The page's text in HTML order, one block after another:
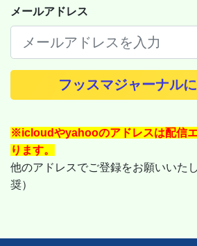
メールアドレス
フッスマジャーナル
※icloudやyahooのアドレスは配信
ります。
他のアドレスでご登録をお願いいた
奨）